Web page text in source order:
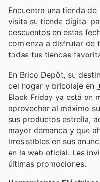
Encuentra una tienda de
visita su tienda digital
descuentos en estas
comienza a disfrutar de
todas tus tiendas
En Brico Depôt, su
del hogar y bricolaje en
Black Friday ya está en
aprovechar al máximo
sus productos estrella,
mayor demanda y que
irresistibles en sus
en la web oficial. Les
últimas promociones.